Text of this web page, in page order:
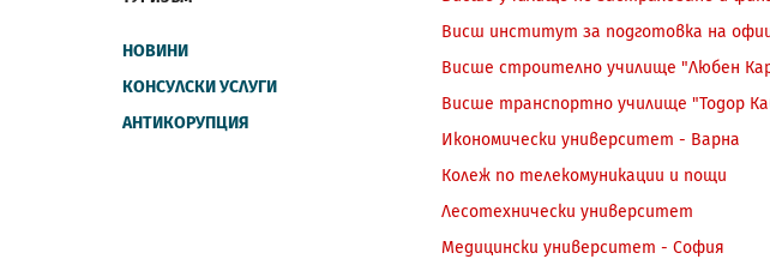
НОВИНИ
КОНСУЛСКИ УСЛУГИ
АНТИКОРУПЦИЯ
Висш институт за подготовка на
Висше строително училище "Любен
Висше транспортно училище "Тодор
Икономически университет - Варна
Колеж по телекомуникации и пощи
Лесотехнически университет
Медицински университет - София